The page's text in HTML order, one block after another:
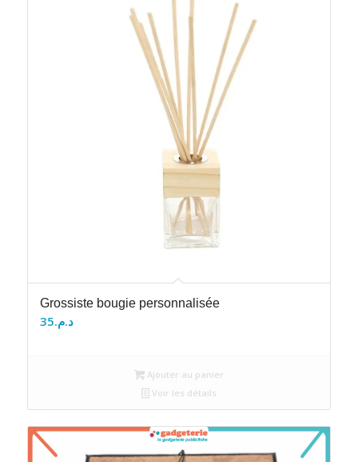
Grossiste bougie personnalisée
د.م.35
Ajouter au panier
Voir les détails